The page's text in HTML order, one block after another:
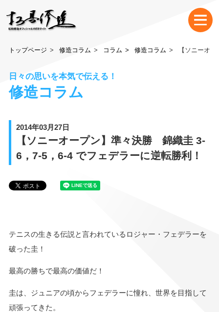
トップページ 修造コラム コラム 修造コラム 【ソニーオ
日々の思いを本気で伝える！
修造コラム
2014年03月27日
【ソニーオープン】準々決勝 錦織圭 3-
6，7-5，6-4 でフェデラーに逆転勝利！
テニスの生きる伝説と言われているロジャー・フェデラーを
破った圭！
最高の勝ちで最高の価値だ！
圭は、ジュニアの頃からフェデラーに憧れ、世界を目指して
頑張ってきた。